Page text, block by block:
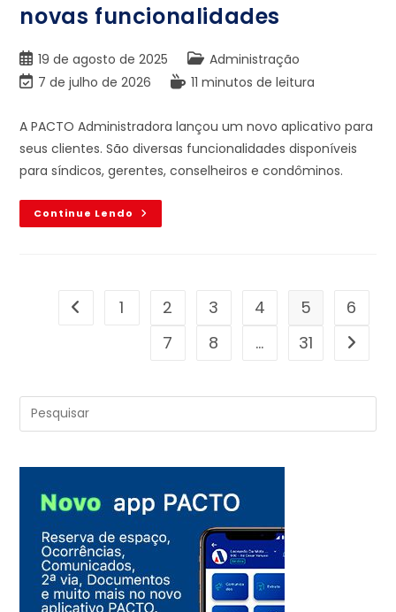
novas funcionalidades
19 de agosto de 2025
Administração
7 de julho de 2026
11 minutos de leitura
A PACTO Administradora lançou um novo aplicativo para
seus clientes. São diversas funcionalidades disponíveis
para síndicos, gerentes, conselheiros e condôminos.
Continue Lendo
1 2 3 4 5
6
7
8 … 31